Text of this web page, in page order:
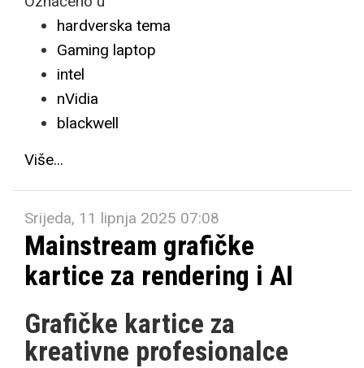
hardverska tema
Gaming laptop
intel
nVidia
blackwell
Više...
Srijeda, 11 lipnja 2025 07:08
Mainstream grafičke
kartice za rendering i AI
Grafičke kartice za
kreativne profesionalce